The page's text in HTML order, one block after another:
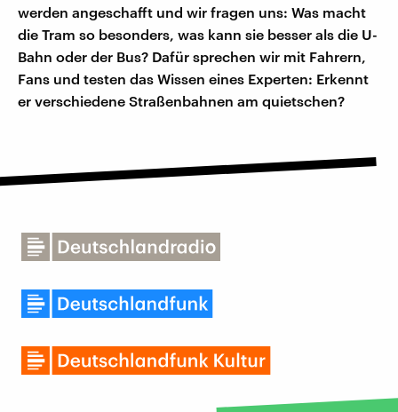
werden angeschafft und wir fragen uns: Was macht
die Tram so besonders, was kann sie besser als die U-
Bahn oder der Bus? Dafür sprechen wir mit Fahrern,
Fans und testen das Wissen eines Experten: Erkennt
er verschiedene Straßenbahnen am quietschen?